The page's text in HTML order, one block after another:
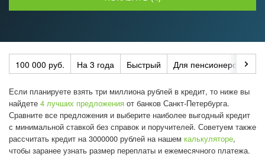
100 000 руб. На 3 года Быстрый Для пенсионеров
Если планируете взять три миллиона рублей в кредит, то ниже вы
найдете 4 лучших предложения от банков Санкт-Петербурга.
Сравните все предложения и выберите наиболее выгодный кредит
с минимальной ставкой без справок и поручителей. Советуем также
рассчитать кредит на 3000000 рублей на нашем калькуляторе,
чтобы заранее узнать размер переплаты и ежемесячного платежа.